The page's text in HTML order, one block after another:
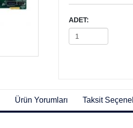
ADET:
Ürün Yorumları Taksit